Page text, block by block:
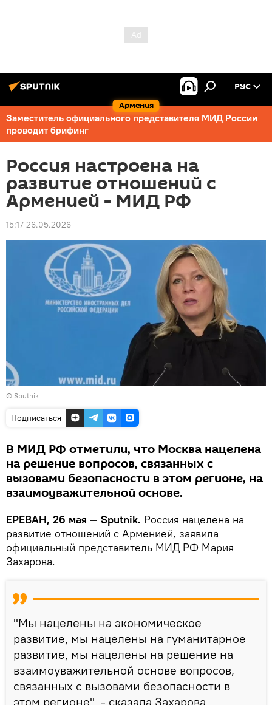
Армения
РУС
Заместитель официального представителя МИД России
проводит брифинг
Россия настроена на
развитие отношений с
Арменией - МИД РФ
15:17 26.05.2026
© Sputnik
Подписаться
В МИД РФ отметили, что Москва нацелена
на решение вопросов, связанных с
вызовами безопасности в этом регионе, на
взаимоуважительной основе.
ЕРЕВАН, 26 мая — Sputnik. Россия нацелена на
развитие отношений с Арменией, заявила
официальный представитель МИД РФ Мария
Захарова.
"Мы нацелены на экономическое
развитие, мы нацелены на гуманитарное
развитие, мы нацелены на решение на
взаимоуважительной основе вопросов,
связанных с вызовами безопасности в
этом регионе", - сказала Захарова